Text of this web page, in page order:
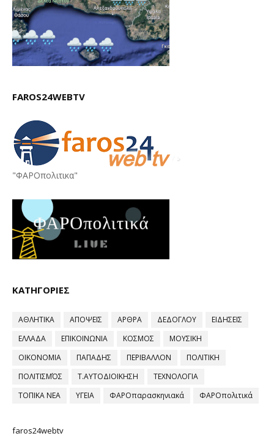
FAROS24WEBTV
"ΦΑΡΟπολιτικα"
ΚΑΤΗΓΟΡΙΕΣ
ΑΘΛΗΤΙΚΑ ΑΠΟΨΕΙΣ ΑΡΘΡΑ ΔΕΔΟΓΛΟΥ
ΕΙΔΗΣΕΙΣ
ΕΛΛΑΔΑ
ΕΠΙΚΟΙΝΩΝΙΑ ΚΟΣΜΟΣ
ΜΟΥΣΙΚΗ
ΟΙΚΟΝΟΜΙΑ
ΠΑΠΑΔΗΣ ΠΕΡΙΒΑΛΛΟΝ
ΠΟΛΙΤΙΚΗ
ΠΟΛΙΤΙΣΜΌΣ
Τ.ΑΥΤΟΔΙΟΙΚΗΣΗ
ΤΕΧΝΟΛΟΓΙΑ
ΤΟΠΙΚΑ ΝΕΑ
ΥΓΕΙΑ ΦΑΡΟπαρασκηνιακά ΦΑΡΟπολιτικά
faros24webtv